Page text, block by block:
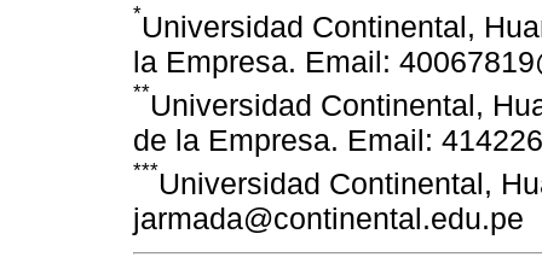
*Universidad Continental,
la Empresa. Email:
**Universidad Continental,
de la Empresa. Email:
***Universidad Continental,
jarmada@continental.edu.pe